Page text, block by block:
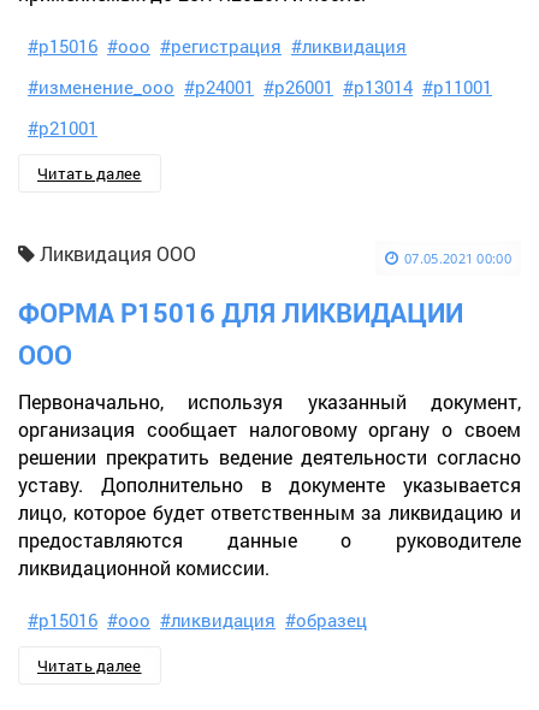
#р15016 #ооо #регистрация #ликвидация
#изменение_ооо #р24001 #р26001 #р13014 #р11001
#р21001
Читать далее
Ликвидация ООО 07.05.2021 00:00
ФОРМА Р15016 ДЛЯ ЛИКВИДАЦИИ
ООО
Первоначально, используя указанный документ,
организация сообщает налоговому органу о своем
решении прекратить ведение деятельности согласно
уставу. Дополнительно в документе указывается
лицо, которое будет ответственным за ликвидацию и
предоставляются данные о руководителе
ликвидационной комиссии.
#р15016 #ооо #ликвидация #образец
Читать далее